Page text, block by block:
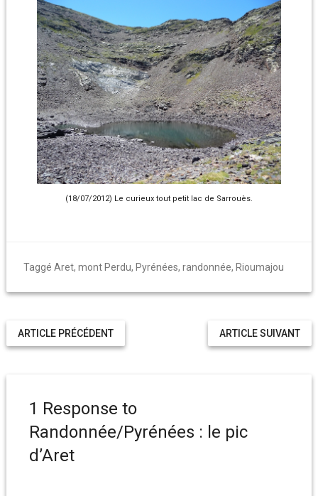
(18/07/2012) Le curieux tout petit lac de Sarrouès.
Taggé Aret, mont Perdu, Pyrénées, randonnée, Rioumajou
ARTICLE SUIVANT
ARTICLE PRÉCÉDENT
1 Response to
Randonnée/Pyrénées : le pic
d’Aret